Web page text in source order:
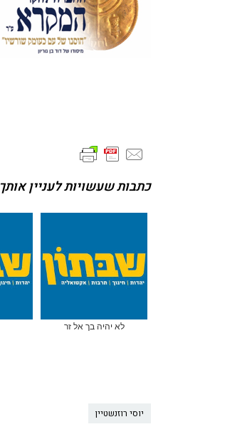
כתבות שעשויות לעניין אותך
לא יהיה בך אל זר
יוסי רוזנשטיין